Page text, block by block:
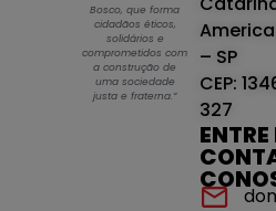
Bosco, que forma
cidadãos éticos,
solidários e
comprometidos com
a construção de
uma sociedade
justa e fraterna.”
– SP
CEP:
327
ENTRE